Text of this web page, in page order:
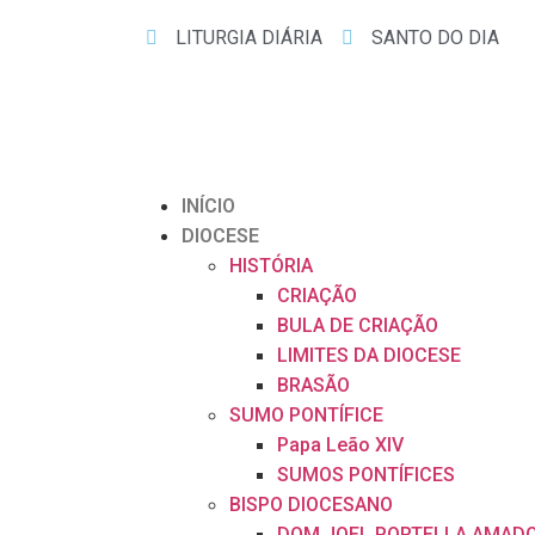
LITURGIA DIÁRIA SANTO DO DIA
INÍCIO
DIOCESE
HISTÓRIA
CRIAÇÃO
BULA DE CRIAÇÃO
LIMITES DA DIOCESE
BRASÃO
SUMO PONTÍFICE
Papa Leão XIV
SUMOS PONTÍFICES
BISPO DIOCESANO